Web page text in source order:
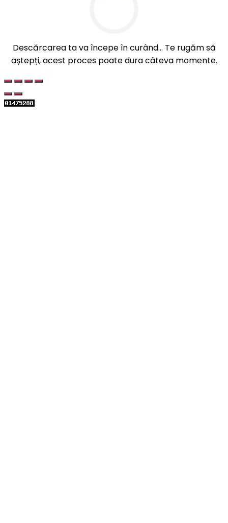
Descărcarea ta va începe în curând... Te rugăm să
aștepți, acest proces poate dura câteva momente.